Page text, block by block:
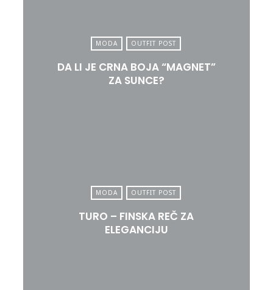
MODA OUTFIT POST
DA LI JE CRNA BOJA “MAGNET”
ZA SUNCE?
MODA OUTFIT POST
TURO – FINSKA REČ ZA
ELEGANCIJU